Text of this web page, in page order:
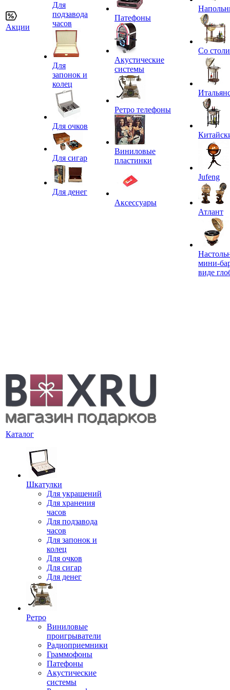
Акции
Для
подзавода
часов
Для
запонок и
колец
Для очков
Для сигар
Для денег
Патефоны
Акустические
системы
Ретро телефоны
Виниловые
пластинки
Аксессуары
Со
Jufeng
Атлант
мини-
виде
Каталог
Шкатулки
Для украшений
Для хранения
часов
Для подзавода
часов
Для запонок и
колец
Для очков
Для сигар
Для денег
Ретро
Виниловые
проигрыватели
Радиоприемники
Граммофоны
Патефоны
Акустические
системы